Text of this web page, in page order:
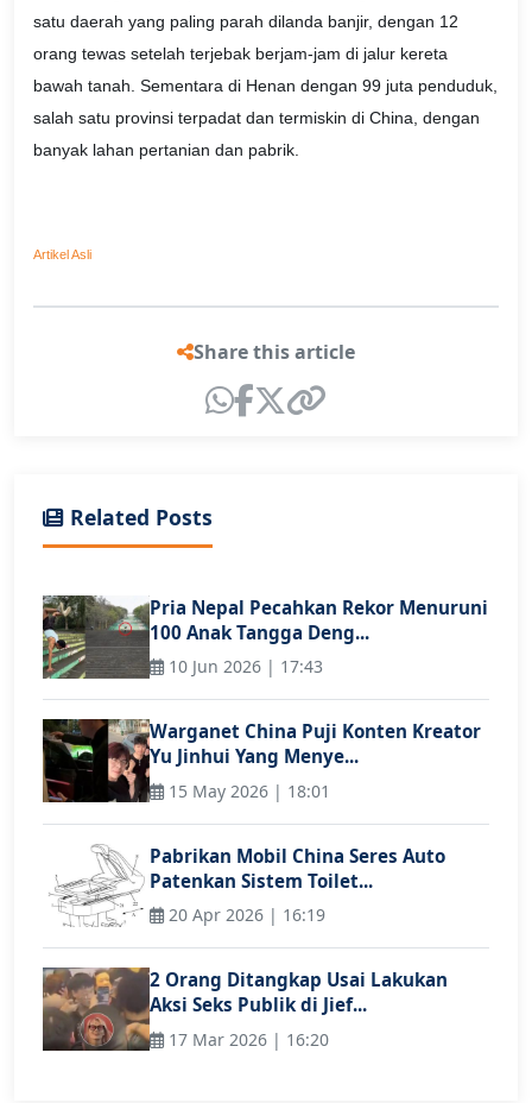
satu daerah yang paling parah dilanda banjir, dengan 12
orang tewas setelah terjebak berjam-jam di jalur kereta
bawah tanah. Sementara di Henan dengan 99 juta penduduk,
salah satu provinsi terpadat dan termiskin di China, dengan
banyak lahan pertanian dan pabrik.
Artikel Asli
Share this article
Related Posts
Pria Nepal Pecahkan Rekor Menuruni
100 Anak Tangga Deng...
10 Jun 2026 | 17:43
Warganet China Puji Konten Kreator
Yu Jinhui Yang Menye...
15 May 2026 | 18:01
Pabrikan Mobil China Seres Auto
Patenkan Sistem Toilet...
20 Apr 2026 | 16:19
2 Orang Ditangkap Usai Lakukan
Aksi Seks Publik di Jief...
17 Mar 2026 | 16:20